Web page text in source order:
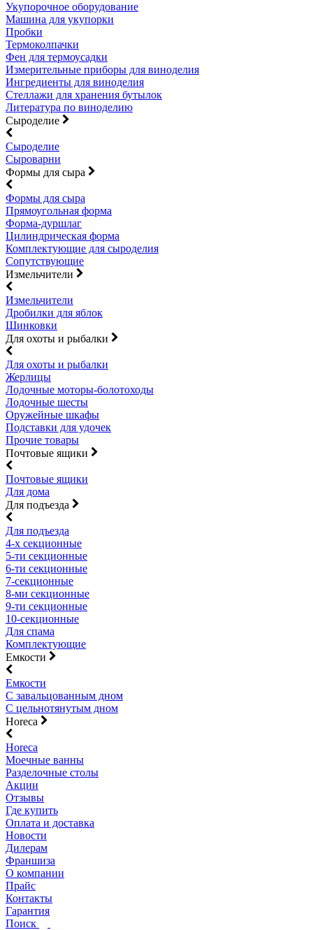
Укупорочное оборудование
Машина для укупорки
Пробки
Термоколпачки
Фен для термоусадки
Измерительные приборы для виноделия
Ингредиенты для виноделия
Стеллажи для хранения бутылок
Литература по виноделию
Сыроделие
Сыроделие
Сыроварни
Формы для сыра
Формы для сыра
Прямоугольная форма
Форма-дуршлаг
Цилиндрическая форма
Комплектующие для сыроделия
Сопутствующие
Измельчители
Измельчители
Дробилки для яблок
Шинковки
Для охоты и рыбалки
Для охоты и рыбалки
Жерлицы
Лодочные моторы-болотоходы
Лодочные шесты
Оружейные шкафы
Подставки для удочек
Прочие товары
Почтовые ящики
Почтовые ящики
Для дома
Для подъезда
Для подъезда
4-х секционные
5-ти секционные
6-ти секционные
7-секционные
8-ми секционные
9-ти секционные
10-секционные
Для спама
Комплектующие
Емкости
Емкости
С завальцованным дном
С цельнотянутым дном
Horeca
Horeca
Моечные ванны
Разделочные столы
Акции
Отзывы
Где купить
Оплата и доставка
Новости
Дилерам
Франшиза
О компании
Прайс
Контакты
Гарантия
Поиск